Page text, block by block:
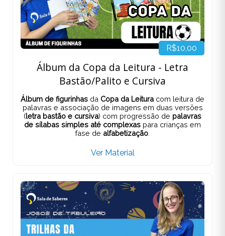
R$10,00
Álbum da Copa da Leitura - Letra
Bastão/Palito e Cursiva
Álbum de figurinhas da Copa da Leitura com leitura de
palavras e associação de imagens em duas versões
(letra bastão e cursiva) com progressão de palavras
de sílabas simples até complexas para crianças em
fase de alfabetização
Ver Material